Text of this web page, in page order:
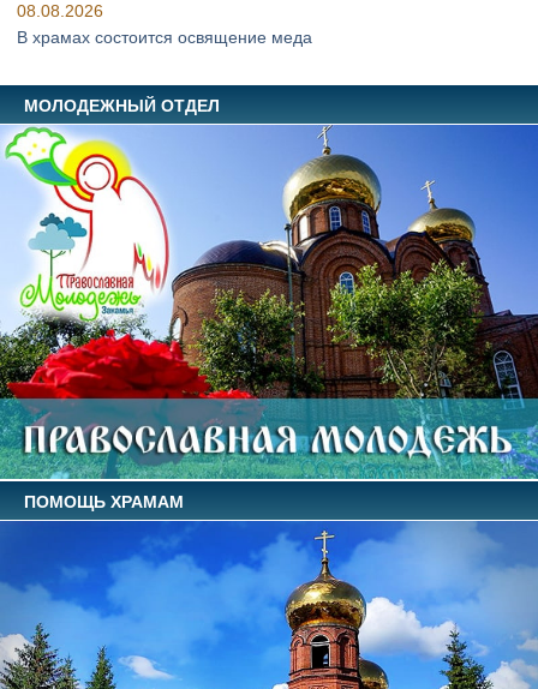
08.08.2026
В храмах состоится освящение меда
МОЛОДЕЖНЫЙ ОТДЕЛ
ПОМОЩЬ ХРАМАМ